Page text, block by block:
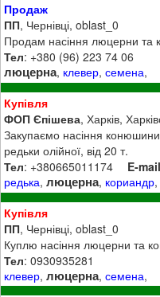
Продаж
ПП, Чернівці, oblast_0
Продам насіння люцерни та
Тел: +380 (96) 223 74 06
люцерна, клевер,семена,
Купівля
ФОП Єпішева, Харків,
Закупаємо насіння
редьки олійної, від 20 т.
Тел: +380665011174 E-mail
редька,люцерна, кориандр
Купівля
ПП, Чернівці, oblast_0
Куплю насіння люцерни та
Тел: 0930935281
клевер,люцерна,семена,